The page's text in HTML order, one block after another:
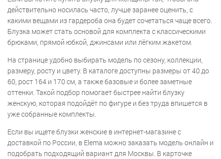
действительно носилась часто, лучше заранее оценить, с
какими вещами из гардероба она будет сочетаться чаще всего.
Блузка может стать основой для комплекта с классическими
брюками, прямой юбкой, джинсами или лёгким жакетом.
На странице удобно выбирать модель по сезону, коллекции,
размеру, росту и цвету. В каталоге доступны размеры от 40 до
60, рост 164 и 170 см, а также базовые и более заметные
оттенки. Такой подбор помогает быстрее найти блузку
женскую, которая подойдёт по фигуре и без труда впишется в
уже собранные комплекты.
Если вы ищете блузки женские в интернет-магазине с
доставкой по России, в Elema можно заказать модель онлайн и
подобрать подходящий вариант для Москвы. В карточке